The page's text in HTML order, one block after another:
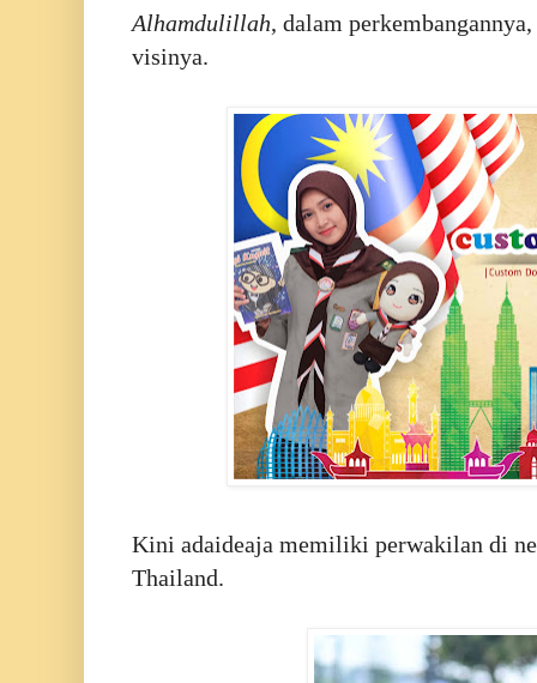
Alhamdulillah, dalam
visinya.
Kini adaideaja memiliki perwakilan di
Thailand.